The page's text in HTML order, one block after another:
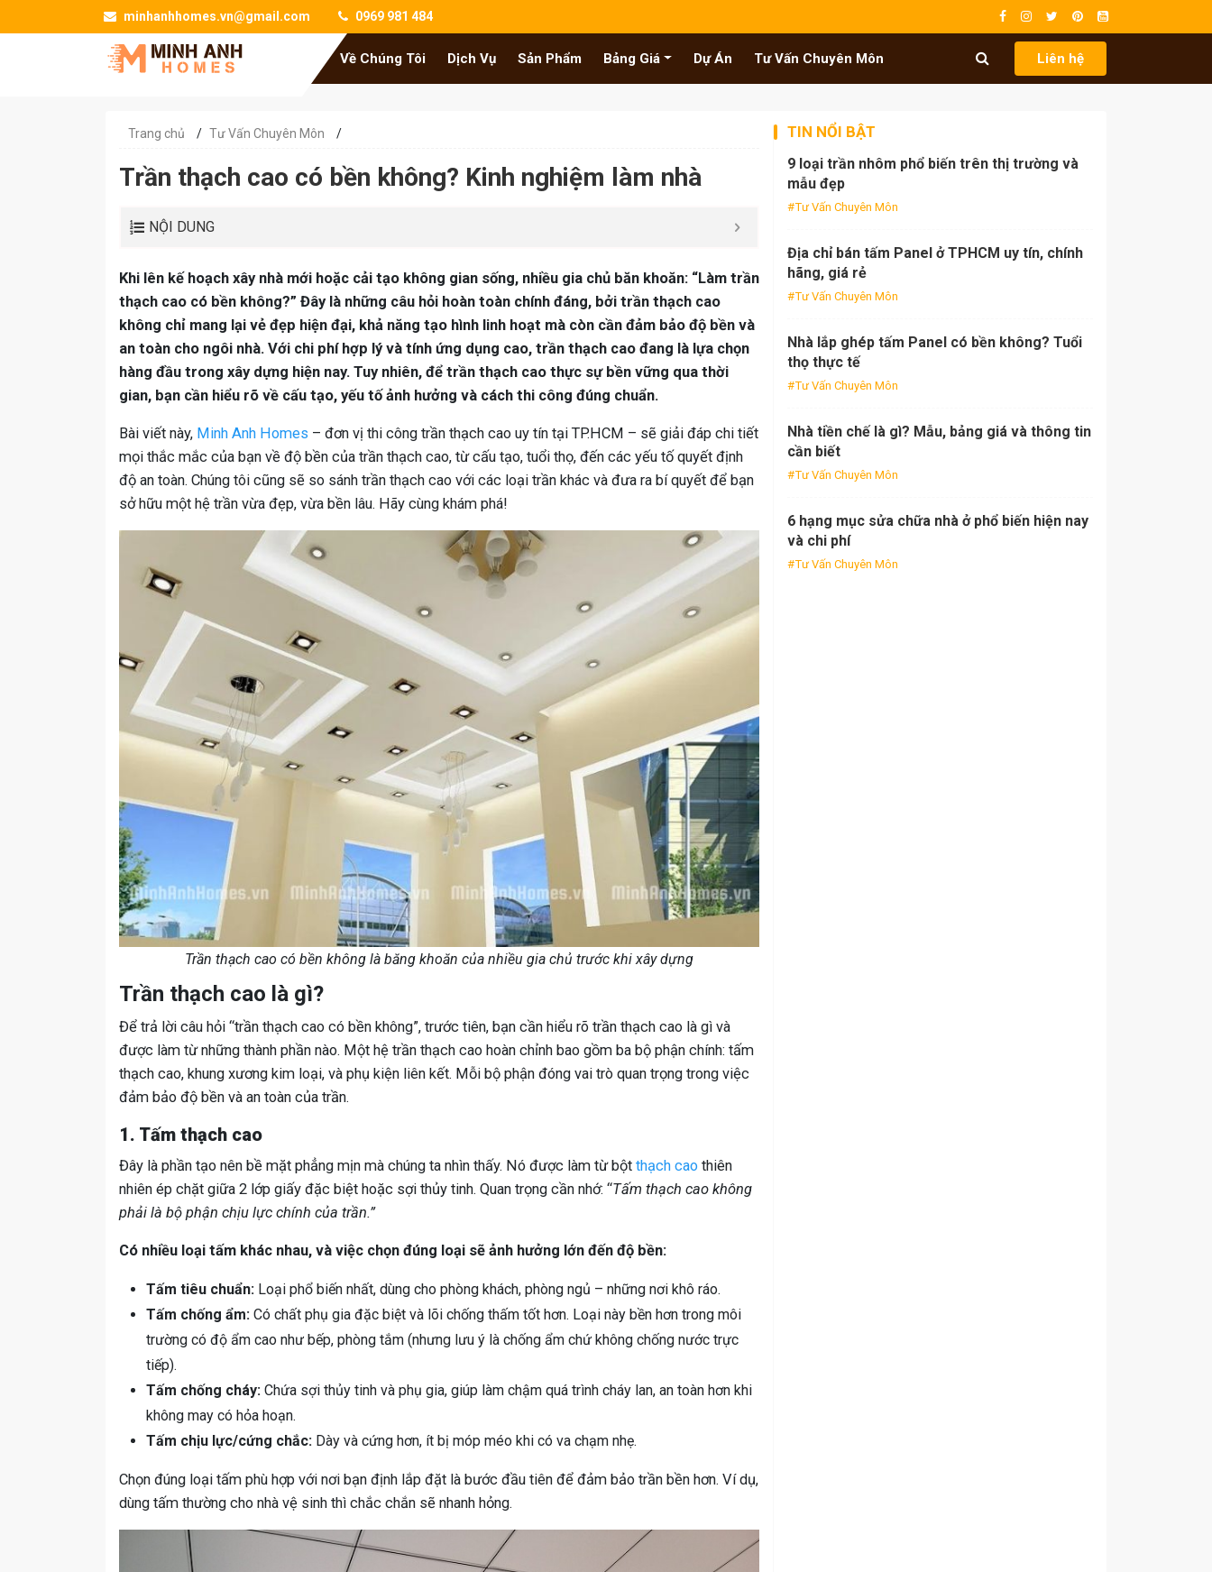
minhanhhomes.vn@gmail.com 0969 981 484
Về Chúng Tôi Dịch Vụ Sản Phẩm Bảng Giá Dự Án Tư Vấn Chuyên Môn Liên hệ
Trang chủ / Tư Vấn Chuyên Môn /
Trần thạch cao có bền không? Kinh nghiệm làm nhà
NỘI DUNG
Khi lên kế hoạch xây nhà mới hoặc cải tạo không gian sống, nhiều gia chủ băn khoăn: “Làm trần
thạch cao có bền không?” Đây là những câu hỏi hoàn toàn chính đáng, bởi trần thạch cao
không chỉ mang lại vẻ đẹp hiện đại, khả năng tạo hình linh hoạt mà còn cần đảm bảo độ bền và
an toàn cho ngôi nhà. Với chi phí hợp lý và tính ứng dụng cao, trần thạch cao đang là lựa chọn
hàng đầu trong xây dựng hiện nay. Tuy nhiên, để trần thạch cao thực sự bền vững qua thời
gian, bạn cần hiểu rõ về cấu tạo, yếu tố ảnh hưởng và cách thi công đúng chuẩn.
Bài viết này, Minh Anh Homes – đơn vị thi công trần thạch cao uy tín tại TP.HCM – sẽ giải đáp chi tiết
mọi thắc mắc của bạn về độ bền của trần thạch cao, từ cấu tạo, tuổi thọ, đến các yếu tố quyết định
độ an toàn. Chúng tôi cũng sẽ so sánh trần thạch cao với các loại trần khác và đưa ra bí quyết để bạn
sở hữu một hệ trần vừa đẹp, vừa bền lâu. Hãy cùng khám phá!
Trần thạch cao có bền không là băng khoăn của nhiều gia chủ trước khi xây dựng
Trần thạch cao là gì?
Để trả lời câu hỏi “trần thạch cao có bền không”, trước tiên, bạn cần hiểu rõ trần thạch cao là gì và
được làm từ những thành phần nào. Một hệ trần thạch cao hoàn chỉnh bao gồm ba bộ phận chính: tấm
thạch cao, khung xương kim loại, và phụ kiện liên kết. Mỗi bộ phận đóng vai trò quan trọng trong việc
đảm bảo độ bền và an toàn của trần.
1. Tấm thạch cao
Đây là phần tạo nên bề mặt phẳng mịn mà chúng ta nhìn thấy. Nó được làm từ bột thạch cao thiên
nhiên ép chặt giữa 2 lớp giấy đặc biệt hoặc sợi thủy tinh. Quan trọng cần nhớ: “Tấm thạch cao không
phải là bộ phận chịu lực chính của trần.”
Có nhiều loại tấm khác nhau, và việc chọn đúng loại sẽ ảnh hưởng lớn đến độ bền:
Tấm tiêu chuẩn: Loại phổ biến nhất, dùng cho phòng khách, phòng ngủ – những nơi khô ráo.
Tấm chống ẩm: Có chất phụ gia đặc biệt và lõi chống thấm tốt hơn. Loại này bền hơn trong môi
trường có độ ẩm cao như bếp, phòng tắm (nhưng lưu ý là chống ẩm chứ không chống nước trực
tiếp).
Tấm chống cháy: Chứa sợi thủy tinh và phụ gia, giúp làm chậm quá trình cháy lan, an toàn hơn khi
không may có hỏa hoạn.
Tấm chịu lực/cứng chắc: Dày và cứng hơn, ít bị móp méo khi có va chạm nhẹ.
Chọn đúng loại tấm phù hợp với nơi bạn định lắp đặt là bước đầu tiên để đảm bảo trần bền hơn. Ví dụ,
dùng tấm thường cho nhà vệ sinh thì chắc chắn sẽ nhanh hỏng.
TIN NỔI BẬT
9 loại trần nhôm phổ biến trên thị trường và
mẫu đẹp
Tư Vấn Chuyên Môn
Địa chỉ bán tấm Panel ở TPHCM uy tín, chính
hãng, giá rẻ
Tư Vấn Chuyên Môn
Nhà lắp ghép tấm Panel có bền không? Tuổi
thọ thực tế
Tư Vấn Chuyên Môn
Nhà tiền chế là gì? Mẫu, bảng giá và thông tin
cần biết
Tư Vấn Chuyên Môn
6 hạng mục sửa chữa nhà ở phổ biến hiện nay
và chi phí
Tư Vấn Chuyên Môn